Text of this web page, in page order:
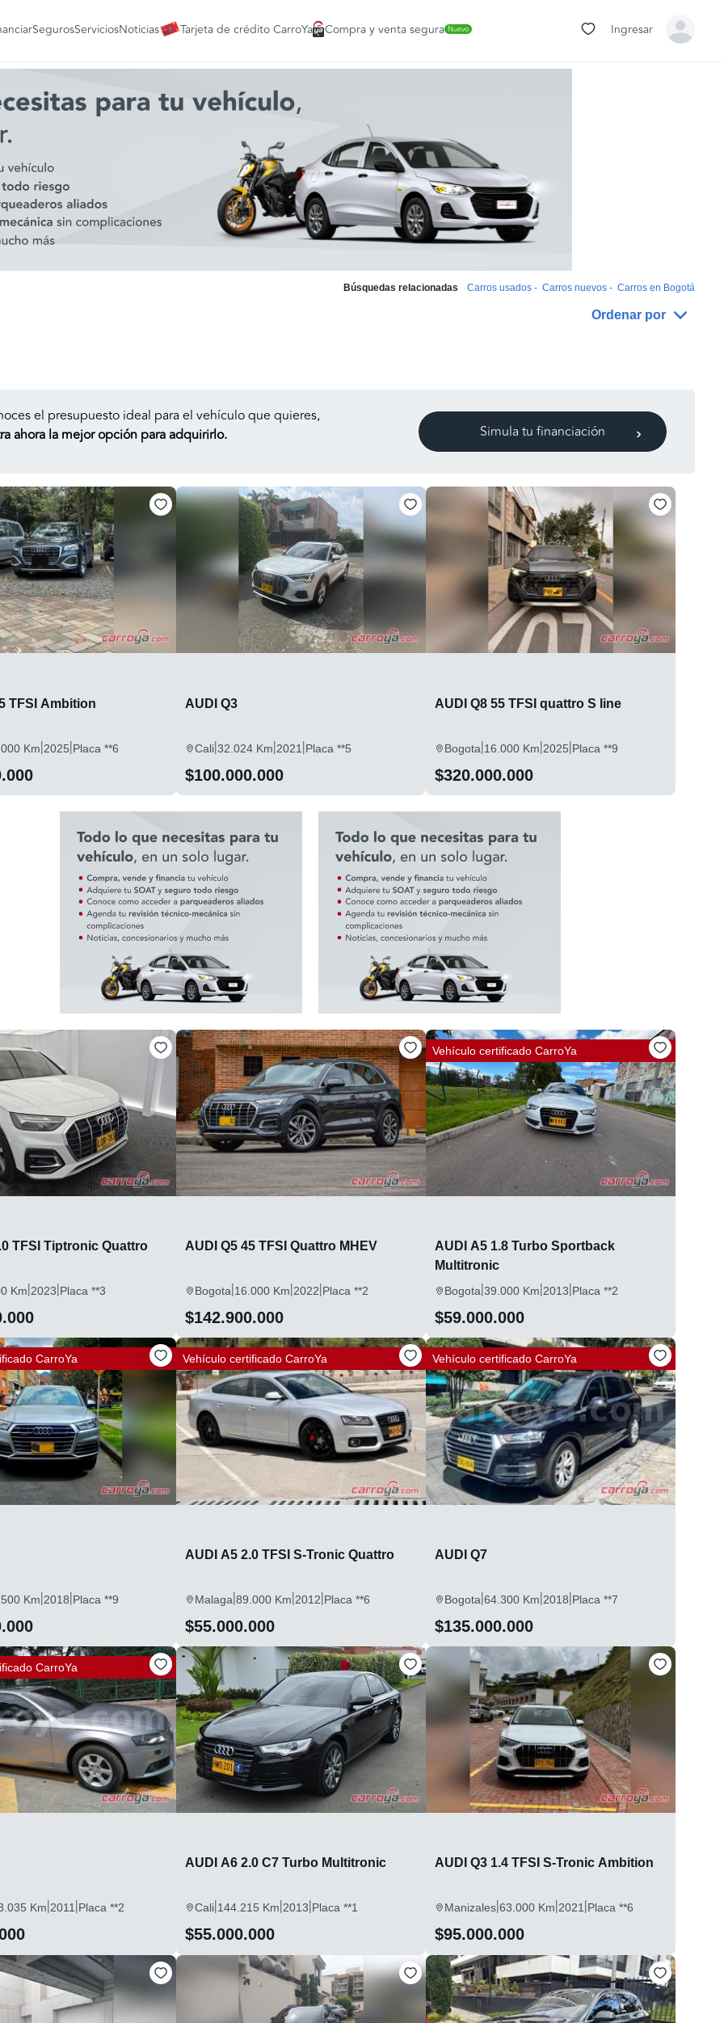
SegurosServiciosNoticias Tarjeta de crédito CarroYa Compra y venta segura Nuevo Ingresar
Búsquedas relacionadas Carros usados - Carros nuevos - Carros en Bogotá
Ordenar por
el presupuesto ideal para el vehículo que quieres,
ahora la mejor opción para adquirirlo.
Simula tu financiación
TFSI Ambition
Km|2025|Placa **6
AUDI Q3
Cali|32.024 Km|2021 |Placa **5
$100.000.000
AUDI Q8 55 TFSI quattro S line
Bogota|16.000 Km|2025|Placa **9
$320.000.000
TFSI Tiptronic Quattro
Km|2023|Placa **3
AUDI Q5 45 TFSI Quattro MHEV
Bogota|16.000 Km|2022|Placa **2
$142.900.000
Vehículo certificado CarroYa
AUDI A5 1.8 Turbo Sportback
Multitronic
Bogota|39.000 Km|2013|Placa **2
$59.000.000
CarroYa
Km|2018|Placa **9
Vehículo certificadoCarroYa
AUDI A5 2.0 TFSI S-Tronic Quattro
Malaga|89.000 Km|2012|Placa **6
$55.000.000
Vehículo certificado CarroYa
AUDI Q7
Bogota|64.300 Km|2018|Placa **7
$135.000.000
CarroYa
Km|2011|Placa **2
AUDI A6 2.0 C7 Turbo Multitronic
Cali|144.215 Km|2013|Placa **1
$55.000.000
AUDI Q3 1.4 TFSI S-Tronic Ambition
Manizales|63.000 Km|2021|Placa **6
$95.000.000